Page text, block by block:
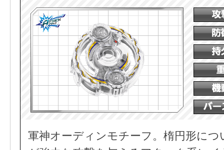
軍神オーディンモチーフ。楕円形に